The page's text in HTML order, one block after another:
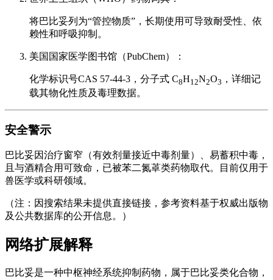
将巴比妥列为“管控物质”，长期使用可导致耐受性、依
赖性和呼吸抑制。
美国国家医学图书馆（PubChem）：
化学标识号CAS 57-44-3，分子式 C8H12N2O3 ，详细记
载其物化性质及毒理数据。
安全警示
巴比妥因治疗窗窄（有效剂量接近中毒剂量）、易蓄积中毒，
且与酒精合用可致命，已被苯二氮䓬类药物取代。目前仅用于
兽医学或科研领域。
（注：因搜索结果未提供直接链接，参考资料基于权威出版物
及公共数据库的公开信息。）
网络扩展解释
巴比妥是一种中枢神经系统抑制药物，属于巴比妥类化合物，